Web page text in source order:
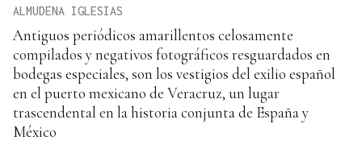
ALMUDENA IGLESIAS
Antiguos periódicos amarillentos celosamente
compilados y negativos fotográficos resguardados en
bodegas especiales, son los vestigios del exilio español
en el puerto mexicano de Veracruz, un lugar
trascendental en la historia conjunta de España y
México